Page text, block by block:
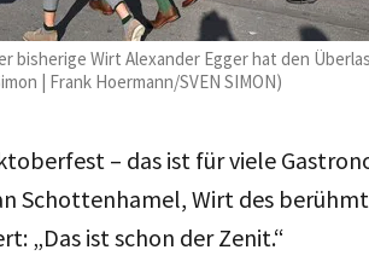
bisherige Wirt Alexander Egger hat den
| Frank Hoermann/SVEN SIMON)
– das ist für viele
Schottenhamel, Wirt des
„Das ist schon der Zenit.“